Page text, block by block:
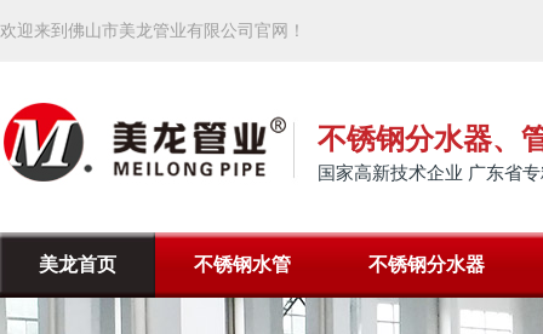
欢迎来到佛山市美龙管业有限公司官网！
不锈钢分水器、
国家高新技术企业 广东省
美龙首页 不锈钢水管 不锈钢分水器